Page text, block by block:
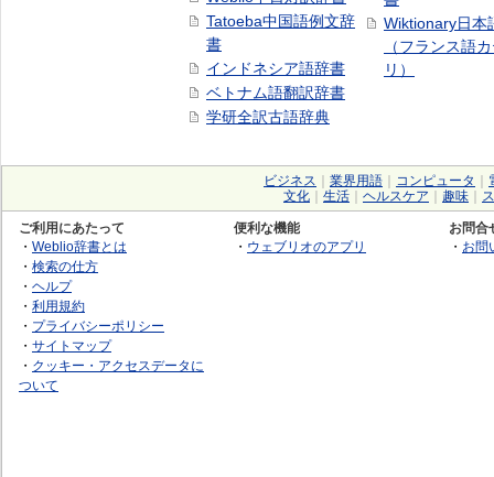
Tatoeba中国語例文辞
書
インドネシア語辞書
ベトナム語翻訳辞書
学研全訳古語辞典
Wiktionary日本
（フランス語
リ）
ビジネス 業界用語 コンピュータ
文化
生活 ヘルスケア 趣味
ご利用にあたって
・ Weblio辞書とは
・ 検索の仕方
・ ヘルプ
・ 利用規約
・ プライバシーポリシー
・ サイトマップ
・ クッキー・アクセスデータに
ついて
便利な機能
・ ウェブリオのアプリ
お問合
・ お問